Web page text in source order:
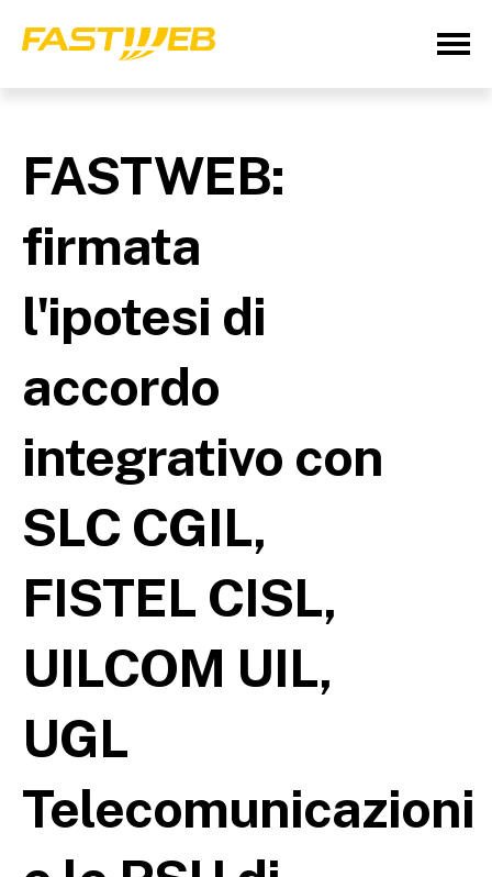
FASTWEB:
firmata
l'ipotesi di
accordo
integrativo con
SLC CGIL,
FISTEL CISL,
UILCOM UIL,
UGL
Telecomunicazioni